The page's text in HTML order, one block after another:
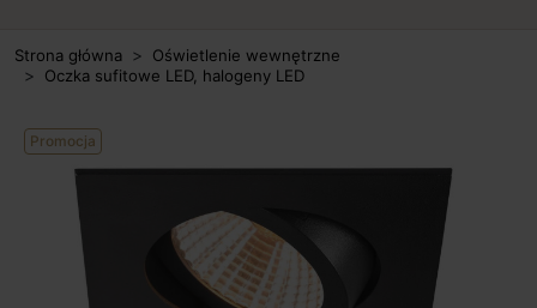
Strona główna
Oświetlenie wewnętrzne
Oczka sufitowe LED, halogeny LED
Promocja